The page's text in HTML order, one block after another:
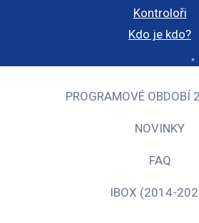
Kontroloři
Kdo je kdo?
PROGRAMOVÉ
NOVINKY
FAQ
IBOX (2014-